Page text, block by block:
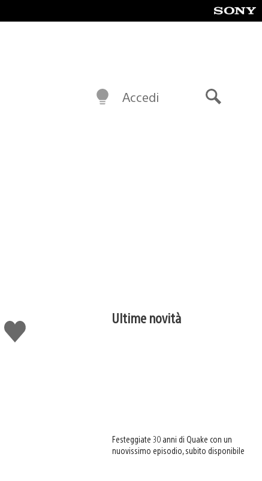
Accedi
Mi
piace
Ultime novità
Festeggiate 30 anni di Quake con un
nuovissimo episodio, subito disponibile